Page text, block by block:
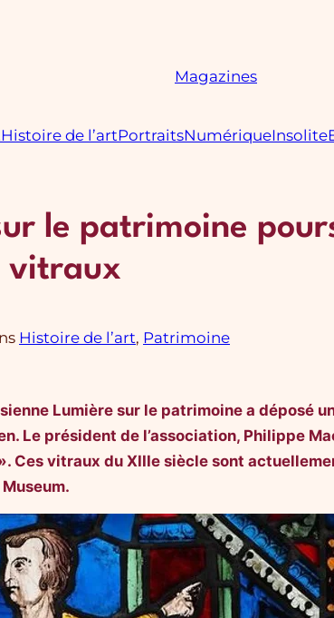
Magazines
Histoire de l’artPortraitsNumériqueInsolite
le patrimoine
vitraux
Histoire de l’art, Patrimoine
Lumière sur le patrimoine a déposé
Le président de l’association, Philippe
Ces vitraux du XIIIe siècle sont